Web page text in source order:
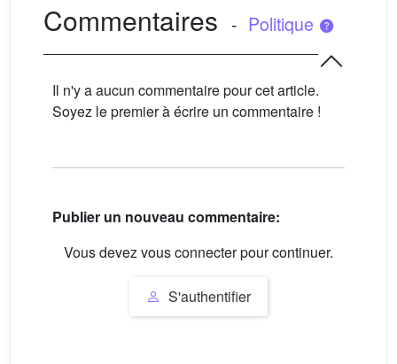
Commentaires - Politique
Il n'y a aucun commentaire pour cet article.
Soyez le premier à écrire un commentaire !
Publier un nouveau commentaire:
Vous devez vous connecter pour continuer.
S'authentifier